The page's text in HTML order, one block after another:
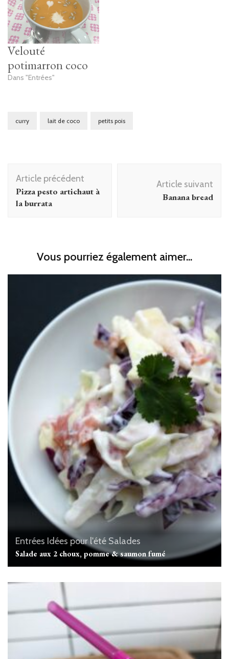
Velouté
potimarron coco
Dans "Entrées"
curry lait de coco petits pois
Navigation
d'article
Article précédent
Pizza pesto artichaut à
la burrata
Article suivant
Banana bread
Vous pourriez également aimer...
Entrées Idées pour l'été Salades
Salade aux 2 choux, pomme & saumon fumé